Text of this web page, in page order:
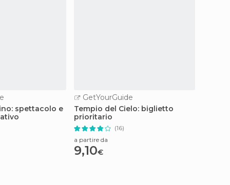
spettacolo e
GetYourGuide
Tempio del Cielo: biglietto
prioritario
(16)
a partire da
9,10€